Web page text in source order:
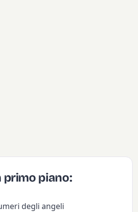
primo piano:
degli angeli